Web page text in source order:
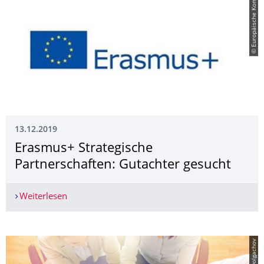
13.12.2019
Erasmus+ Strategische
Partnerschaften: Gutachter gesucht
Weiterlesen